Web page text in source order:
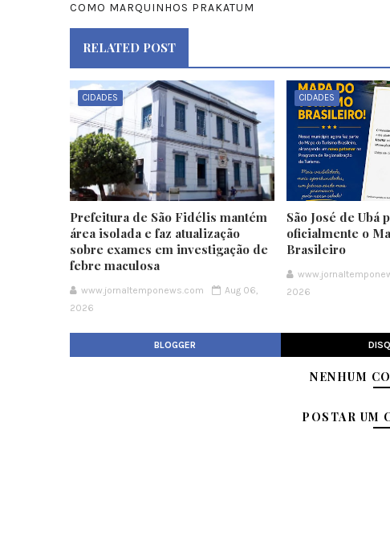
COMO MARQUINHOS PRAKATUM
RELATED POST
CIDADES
Prefeitura de São Fidélis mantém
área isolada e faz atualização
sobre exames em investigação de
febre maculosa
www.jornaltemponews.com
Aug 06,
2026
CIDADES
São José de Ubá
oficialmente o
Brasileiro
2026
BLOGGER
NENHUM
POSTAR UM